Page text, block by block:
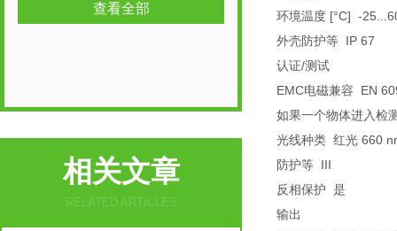
查看全部
相关文章
RELATED ARTICLES
环境温度 [°C] -
外壳防护等 IP 67
认证/测试
EMC电磁兼容 EN
如果一个物体进入检
光线种类 红光 660
防护等 III
反相保护 是
输出